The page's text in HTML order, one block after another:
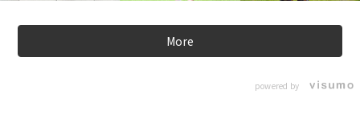
More
powered by